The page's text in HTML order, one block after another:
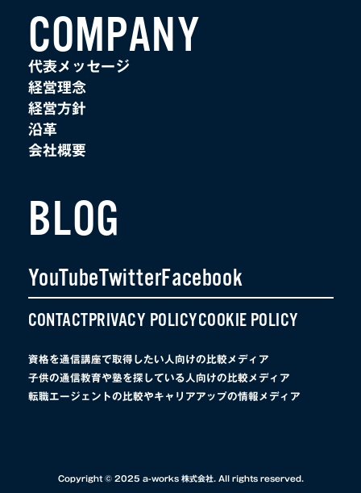
COMPANY
代表メッセージ
経営理念
経営方針
沿革
会社概要
BLOG
YouTubeTwitterFacebook
CONTACTPRIVACY POLICYCOOKIE POLICY
資格を通信講座で取得したい人向けの比較メディア
子供の通信教育や塾を探している人向けの比較メディア
転職エージェントの比較やキャリアアップの情報メディア
Copyright © 2025 a-works 株式会社. All rights reserved.